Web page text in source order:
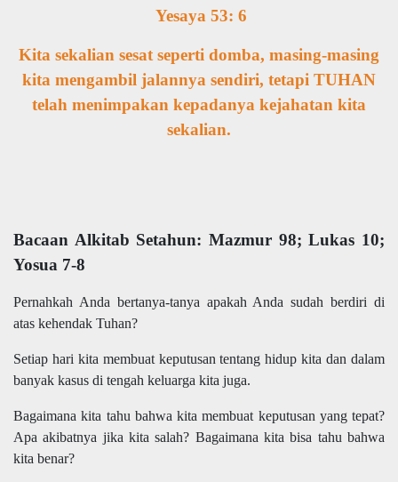
Yesaya 53: 6
Kita sekalian sesat seperti domba, masing-masing
kita mengambil jalannya sendiri, tetapi TUHAN
telah menimpakan kepadanya kejahatan kita
sekalian.
Bacaan Alkitab Setahun: Mazmur 98; Lukas 10;
Yosua 7-8
Pernahkah Anda bertanya-tanya apakah Anda sudah berdiri di
atas kehendak Tuhan?
Setiap hari kita membuat keputusan tentang hidup kita dan dalam
banyak kasus di tengah keluarga kita juga.
Bagaimana kita tahu bahwa kita membuat keputusan yang tepat?
Apa akibatnya jika kita salah? Bagaimana kita bisa tahu bahwa
kita benar?